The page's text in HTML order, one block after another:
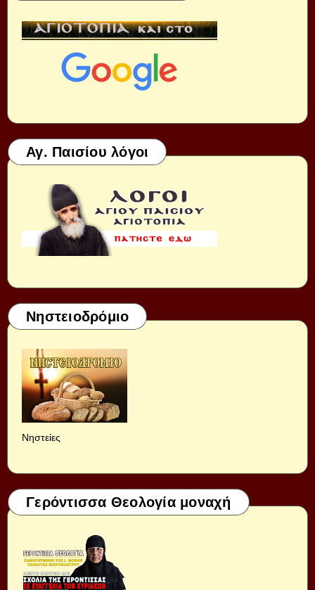
Αγ. Παισίου λόγοι
Νηστειοδρόμιο
Νηστείες
Γερόντισσα Θεολογία μοναχή